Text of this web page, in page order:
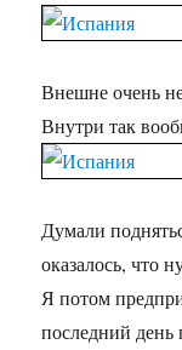
Внешне очень
Внутри так
Думали
оказалось, что
Я потом
последний день